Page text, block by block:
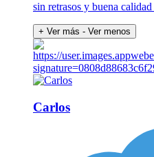
sin retrasos y buena
+ Ver más - Ver menos
Carlos